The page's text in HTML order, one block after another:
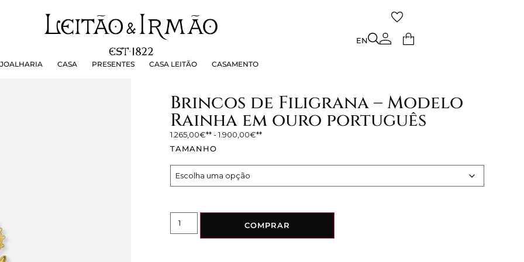
JOALHARIA CASA PRESENTES CASA LEITÃO CASAMENTO
EN
PRESENTES CASA LEITÃO
Brincos de Filigrana – Modelo
Rainha em ouro português
1.265,00€ -1.900,00€
TAMANHO
COMPRAR